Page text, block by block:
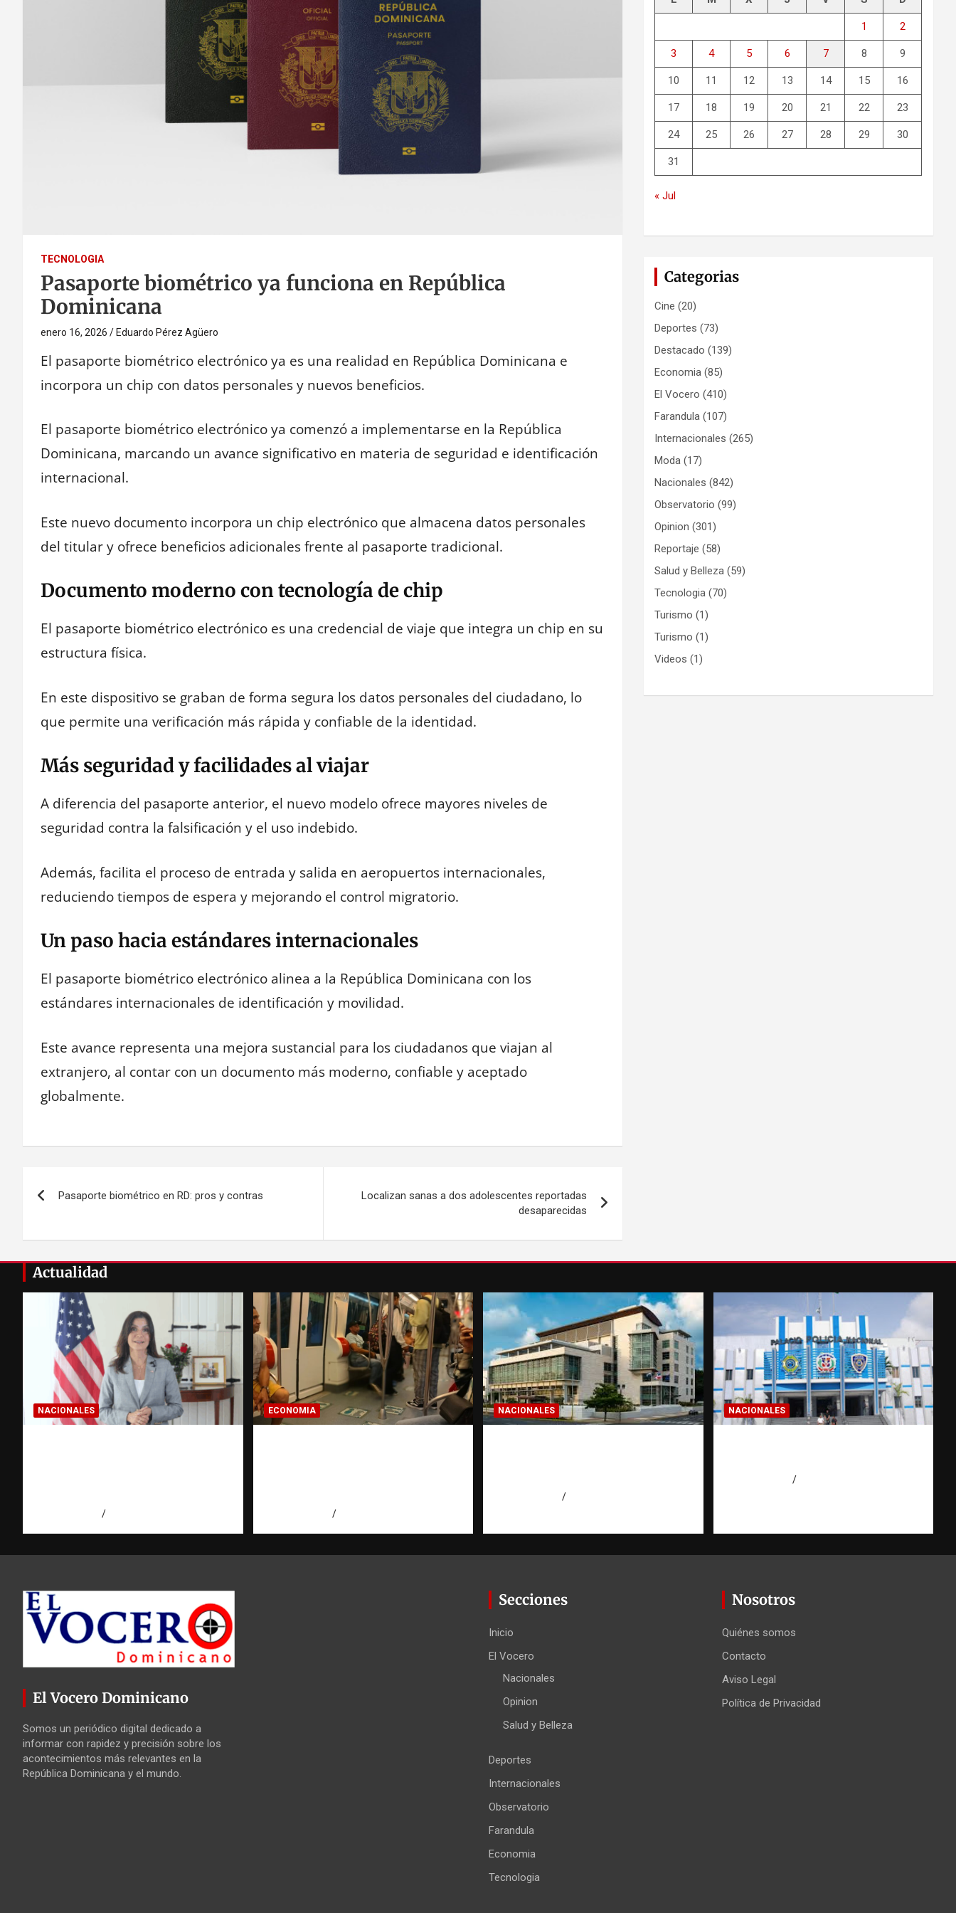
TECNOLOGIA
Pasaporte biométrico ya funciona en República
Dominicana
enero 16, 2026 Eduardo Pérez Agüero
El pasaporte biométrico electrónico ya es una realidad en República Dominicana e
incorpora un chip con datos personales y nuevos beneficios.
El pasaporte biométrico electrónico ya comenzó a implementarse en la República
Dominicana, marcando un avance significativo en materia de seguridad e identificación
internacional.
Este nuevo documento incorpora un chip electrónico que almacena datos personales
del titular y ofrece beneficios adicionales frente al pasaporte tradicional.
Documento moderno con tecnología de chip
El pasaporte biométrico electrónico es una credencial de viaje que integra un chip en su
estructura física.
En este dispositivo se graban de forma segura los datos personales del ciudadano, lo
que permite una verificación más rápida y confiable de la identidad.
Más seguridad y facilidades al viajar
A diferencia del pasaporte anterior, el nuevo modelo ofrece mayores niveles de
seguridad contra la falsificación y el uso indebido.
Además, facilita el proceso de entrada y salida en aeropuertos internacionales,
reduciendo tiempos de espera y mejorando el control migratorio.
Un paso hacia estándares internacionales
El pasaporte biométrico electrónico alinea a la República Dominicana con los
estándares internacionales de identificación y movilidad.
Este avance representa una mejora sustancial para los ciudadanos que viajan al
extranjero, al contar con un documento más moderno, confiable y aceptado
globalmente.
de
entradas
Pasaporte biométrico en RD: pros y contras
Localizan sanas a dos adolescentes reportadas
desaparecidas
1 2
3 4 5 6 7 8 9
10 11 12 13 14 15 16
17 18 19 20 21 22 23
24 25 26 27 28 29 30
31
« Jul
Categorias
Cine (20)
Deportes (73)
Destacado (139)
Economia (85)
El Vocero (410)
Farandula (107)
Internacionales (265)
Moda (17)
Nacionales (842)
Observatorio (99)
Opinion (301)
Reportaje (58)
Salud y Belleza (59)
Tecnologia (70)
Turismo (1)
Turismo (1)
Videos (1)
Actualidad
NACIONALES ECONOMIA NACIONALES NACIONALES
El Vocero Dominicano
Somos un periódico digital dedicado a
informar con rapidez y precisión sobre los
acontecimientos más relevantes en la
República Dominicana y el mundo.
Secciones
Inicio
El Vocero
Nacionales
Opinion
Salud y Belleza
Deportes
Internacionales
Observatorio
Farandula
Economia
Tecnologia
Nosotros
Quiénes somos
Contacto
Aviso Legal
Política de Privacidad